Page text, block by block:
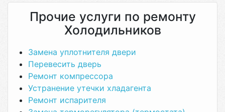
Прочие услуги по ремонту
Холодильников
Замена уплотнителя двери
Перевесить дверь
Ремонт компрессора
Устранение утечки хладагента
Ремонт испарителя